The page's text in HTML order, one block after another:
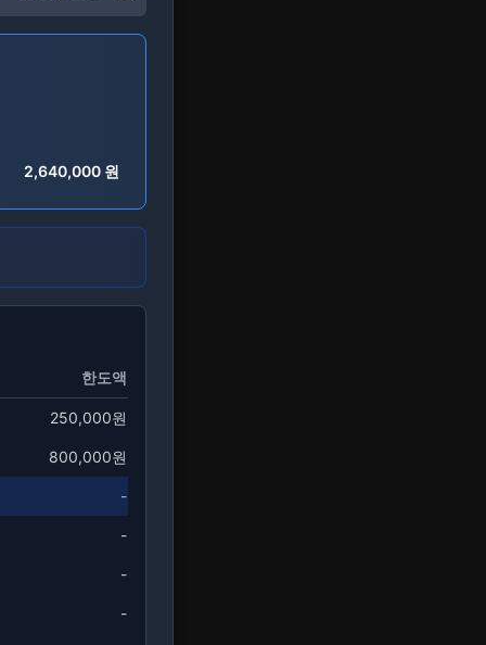
2,640,000 원
한도액
250,000원
800,000원
-
-
-
-